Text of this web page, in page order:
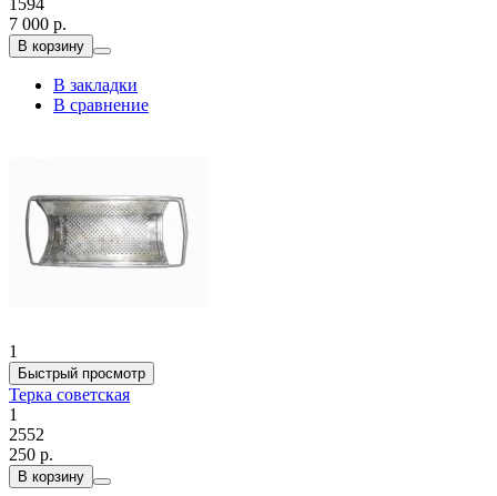
7 000 р.
В корзину
В закладки
В сравнение
1
Быстрый просмотр
Терка советская
1
2552
250 р.
В корзину